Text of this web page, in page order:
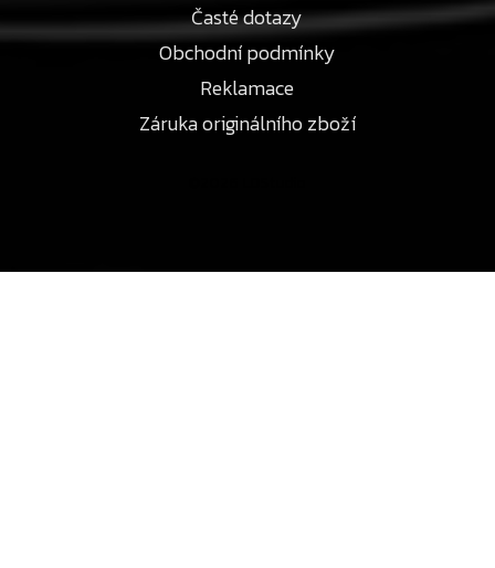
Časté dotazy
Obchodní podmínky
Reklamace
Záruka originálního zboží